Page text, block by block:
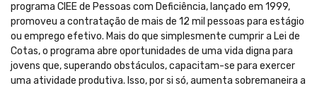
programa CIEE de Pessoas com Deficiência, lançado em 1999,
promoveu a contratação de mais de 12 mil pessoas para estágio
ou emprego efetivo. Mais do que simplesmente cumprir a Lei de
Cotas, o programa abre oportunidades de uma vida digna para
jovens que, superando obstáculos, capacitam-se para exercer
uma atividade produtiva. Isso, por si só, aumenta sobremaneira a